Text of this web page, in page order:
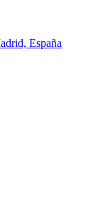
España